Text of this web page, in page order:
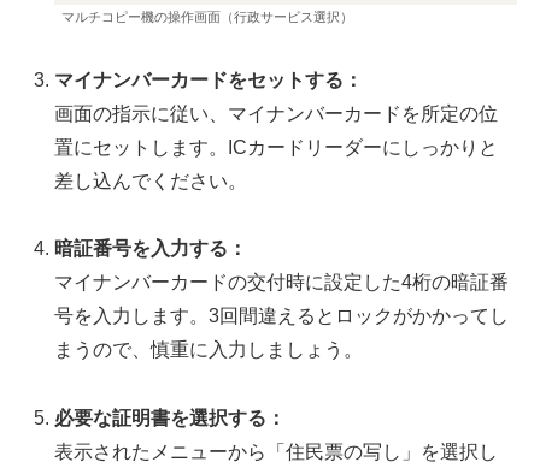
マルチコピー機の操作画面（行政サービス選択）
マイナンバーカードをセットする：
画面の指示に従い、マイナンバーカードを所定の位
置にセットします。ICカードリーダーにしっかりと
差し込んでください。
暗証番号を入力する：
マイナンバーカードの交付時に設定した4桁の暗証番
号を入力します。3回間違えるとロックがかかってし
まうので、慎重に入力しましょう。
必要な証明書を選択する：
表示されたメニューから「住民票の写し」を選択し